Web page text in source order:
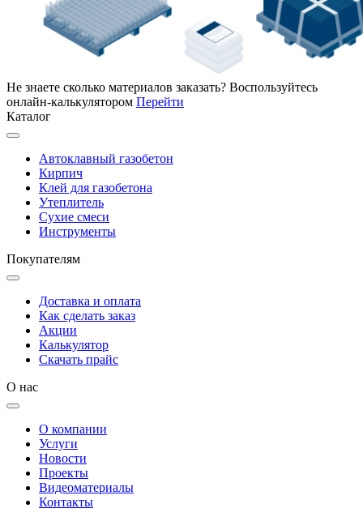
Не знаете сколько материалов заказать? Воспользуйтесь
онлайн-калькулятором Перейти
Каталог
Автоклавный газобетон
Кирпич
Клей для газобетона
Утеплитель
Сухие смеси
Инструменты
Покупателям
Доставка и оплата
Как сделать заказ
Акции
Калькулятор
Скачать прайс
О нас
О компании
Услуги
Новости
Проекты
Видеоматериалы
Контакты